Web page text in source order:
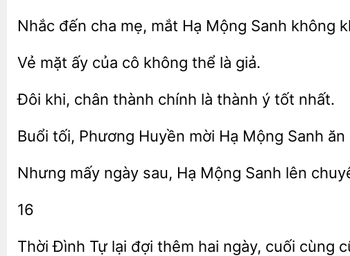
Nhắc cha mẹ, mắt Hạ Mộng
Vẻ ấy của cô là giả.
khi, chân thành chính là tốt nhất.
tối, Phương Huyền Hạ Mộng Sanh
Nhưng mấy ngày sau, Hạ Mộng lên
16
Thời Đình Tự lại thêm hai ngày, cuối cùng